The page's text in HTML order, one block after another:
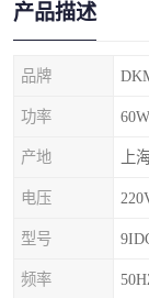
产品描述
品牌
功率 60W
产地 上
电压
型号
频率